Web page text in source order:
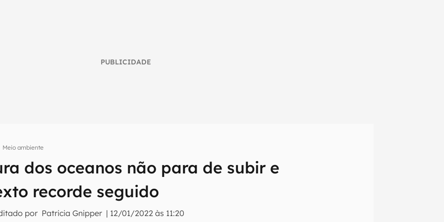
PUBLICIDADE
Meio ambiente
dos oceanos não para de subir e
recorde seguido
por Patricia Gnipper | 12/01/2022 às 11:20
do Canaltech e receba notícias e reviews sobre tecnologia em primeira